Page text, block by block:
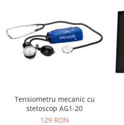
Tensiometru mecanic cu
stetoscop AG1-20
129 RON